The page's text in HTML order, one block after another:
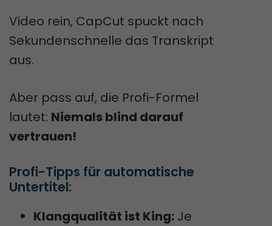
Video rein, CapCut spuckt nach
Sekundenschnelle das Transkript
aus.
Aber pass auf, die Profi-Formel
lautet: Niemals blind darauf
vertrauen!
Profi-Tipps für automatische
Untertitel:
Klangqualität ist King: Je